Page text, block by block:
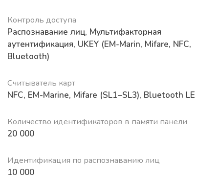
Контроль доступа
Распознавание лиц, Мультифакторная
аутентификация, UKEY (EM-Marin, Mifare, NFC,
Bluetooth)
Считыватель карт
NFC, EM-Marine, Mifare (SL1−SL3), Bluetooth LE
Количество идентификаторов в памяти панели
20 000
Идентификация по распознаванию лиц
10 000